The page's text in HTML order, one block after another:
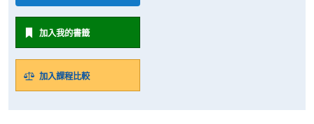
加入我的書籤
加入課程比較